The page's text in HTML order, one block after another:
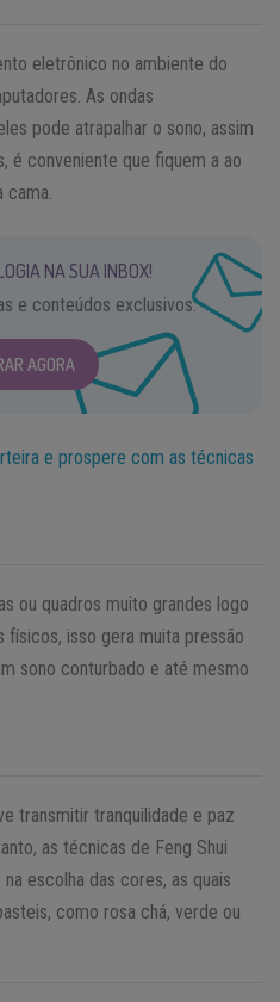
eletrônico no ambiente do
As ondas
pode atrapalhar o sono, assim
é conveniente que fiquem a ao
NA SUA INBOX!
e conteúdos exclusivos.
AGORA
e prospere com as técnicas
ou quadros muito grandes logo
físicos, isso gera muita pressão
sono conturbado e até mesmo
transmitir tranquilidade e paz
as técnicas de Feng Shui
escolha das cores, as quais
como rosa chá, verde ou